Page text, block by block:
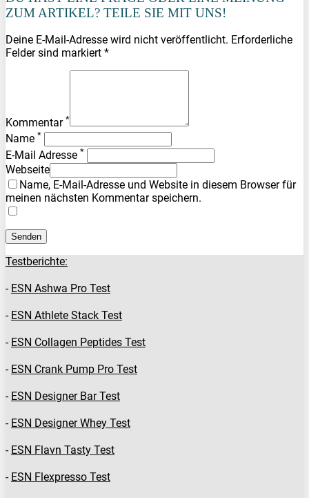
ZUM ARTIKEL? TEILE SIE MIT UNS!
Deine E-Mail-Adresse wird nicht veröffentlicht. Erforderliche
Felder sind markiert *
Kommentar *
Name *
E-Mail Adresse *
Webseite
Name, E-Mail-Adresse und Website in diesem Browser für
meinen nächsten Kommentar speichern.
Testberichte:
- ESN Ashwa Pro Test
- ESN Athlete Stack Test
- ESN Collagen Peptides Test
- ESN Crank Pump Pro Test
- ESN Designer Bar Test
- ESN Designer Whey Test
- ESN Flavn Tasty Test
- ESN Flexpresso Test